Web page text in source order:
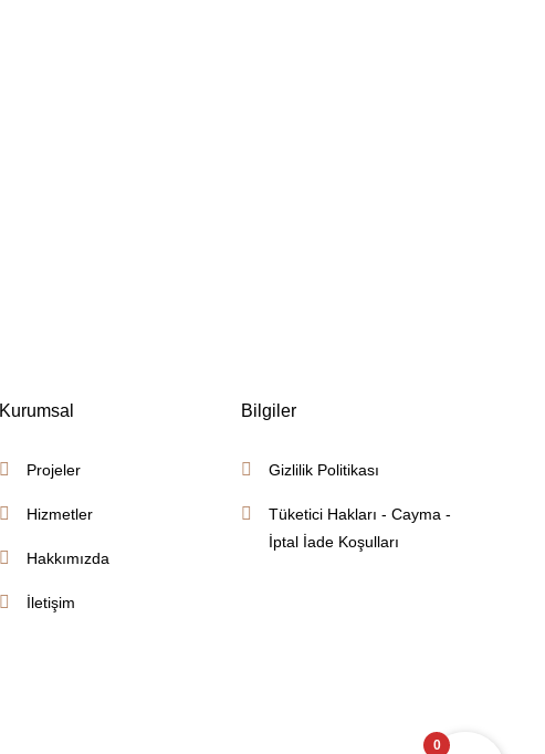
Kurumsal
Projeler
Hizmetler
Hakkımızda
İletişim
Bilgiler
Gizlilik Politikası
Tüketici Hakları - Cayma -
İptal İade Koşulları
0